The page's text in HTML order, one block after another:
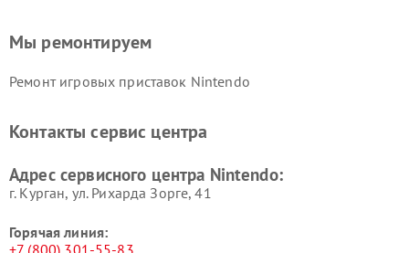
Мы ремонтируем
Ремонт игровых приставок Nintendo
Контакты сервис центра
Адрес сервисного центра Nintendo:
г. Курган, ул. Рихарда Зорге, 41
Горячая линия: